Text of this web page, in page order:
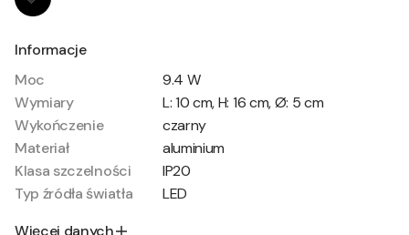
Informacje
Moc
9.4 W
Wymiary
L: 10 cm, H: 16 cm, Ø: 5 cm
Wykończenie
czarny
Materiał
aluminium
Klasa szczelności
IP20
Typ źródła światła
LED
Więcej danych